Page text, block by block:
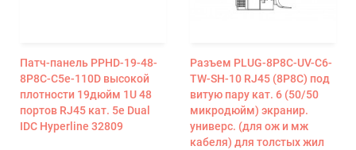
Патч-панель PPHD-19-48-
8P8C-C5e-110D высокой
плотности 19дюйм 1U 48
портов RJ45 кат. 5e Dual
IDC Hyperline 32809
Разъем PLUG-8P8C-UV-C6-
TW-SH-10 RJ45 (8P8C) под
витую пару кат. 6 (50/50
микродюйм) экранир.
универс. (для ож и мж
кабеля) для толстых жил